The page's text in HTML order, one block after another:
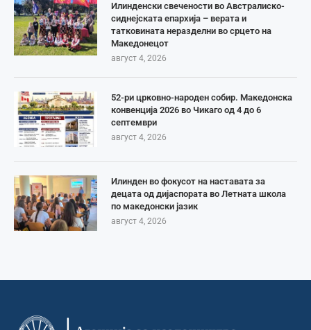
Илинденски свечености во Австралиско-
сиднејската епархија – верата и
татковината неразделни во срцето на
Македонецот
август 4, 2026
52-ри црковно-народен собир. Македонска
конвенција 2026 во Чикаго од 4 до 6
септември
август 4, 2026
Илинден во фокусот на наставата за
децата од дијаспората во Летната школа
по македонски јазик
август 4, 2026